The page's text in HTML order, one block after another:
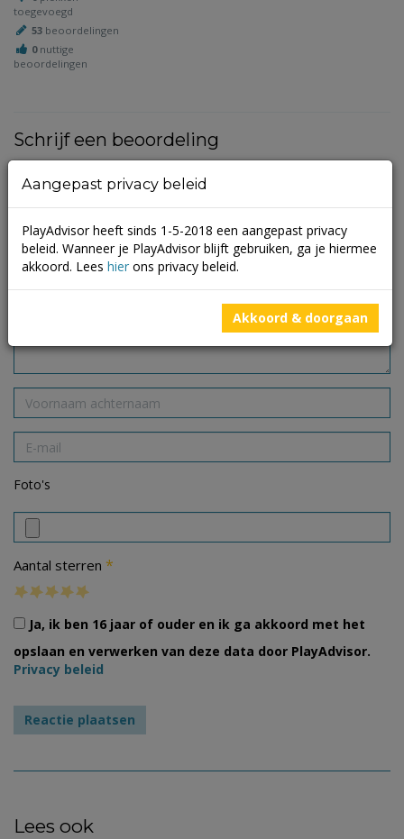
toegevoegd
53 beoordelingen
0nuttige
beoordelingen
Schrijf een beoordeling
Je e-mailadres wordt niet gepubliceerd.
Foto's
Aantal sterren *
Ja, ik ben 16 jaar of ouder en ik ga akkoord met het
opslaan en verwerken van deze data door PlayAdvisor.
Privacy beleid
Lees ook
Aangepast privacy beleid
PlayAdvisor heeft sinds 1-5-2018 een aangepast privacy
beleid. Wanneer je PlayAdvisor blijft gebruiken, ga je hiermee
akkoord. Lees hier ons privacy beleid.
Akkoord & doorgaan